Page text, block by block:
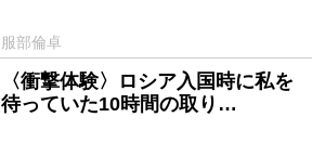
服部倫卓
〈衝撃体験〉ロシア入国時に私を
待っていた10時間の取り…